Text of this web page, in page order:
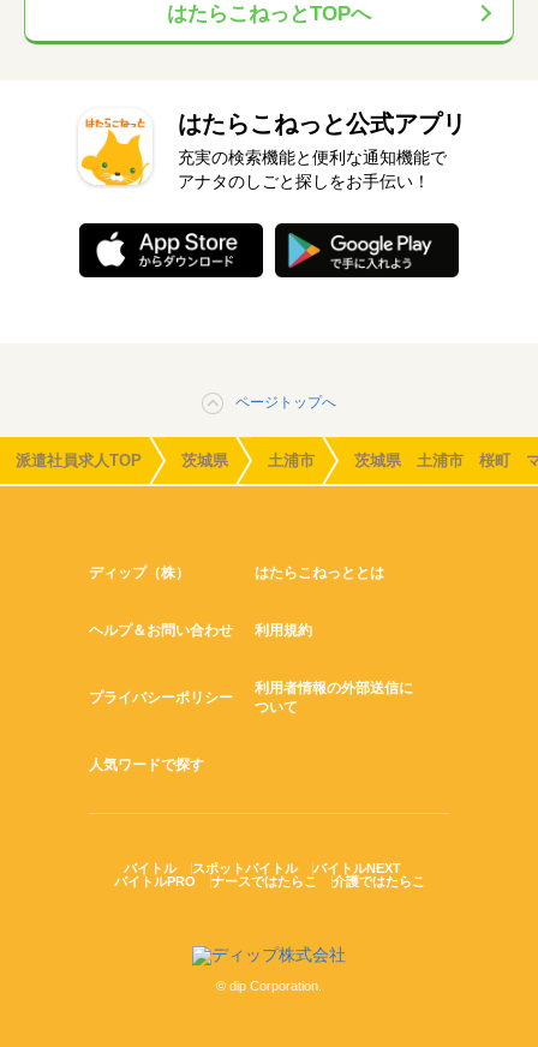
はたらこねっとTOPへ
はたらこねっと公式アプリ
充実の検索機能と便利な通知機能で
アナタのしごと探しをお手伝い！
ページトップへ
派遣社員求人TOP 茨城県 土浦市 茨城県 土浦市 桜町 マ
ディップ（株） はたらこねっととは
ヘルプ＆お問い合わせ 利用規約
プライバシーポリシー
利用者情報の外部送信に
ついて
人気ワードで探す
バイトル スポットバイトル
バイトルNEXT
バイトルPRO
ナースではたらこ 介護ではたらこ
© dip Corporation.